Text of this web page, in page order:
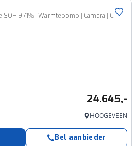
EV Comfort 64 kWh 3- Fase SOH 97,1% | Warmtepomp | Camera | Carplay&Android | Navigatie
24.645,-
HOOGEVEEN
Bel aanbieder